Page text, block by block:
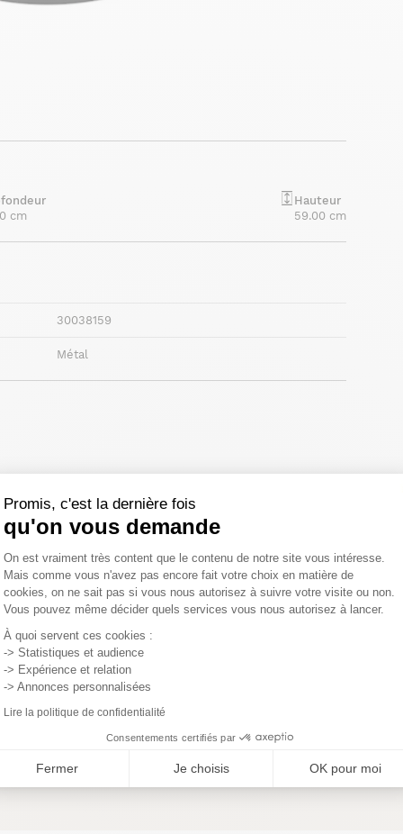
Promis, c'est la dernière fois
qu'on vous demande
Plateforme de Gestion du
On est vraiment très content que le contenu de notre site vous intéresse.
Mais comme vous n'avez pas encore fait votre choix en matière de
cookies, on ne sait pas si vous nous autorisez à suivre votre visite ou non.
Vous pouvez même décider quels services vous nous autorisez à lancer.
À quoi servent ces cookies :
-> Statistiques et audience
-> Expérience et relation
-> Annonces personnalisées
Lire la politique de confidentialité
Consentements certifiés par
Fermer Je choisis OK pour moi
cm
Hauteur
59.00 cm
30038159
Métal
légal de rétractation.
(0)